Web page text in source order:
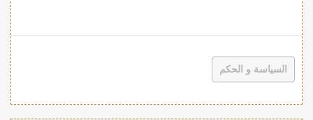
السياسة و الحكم